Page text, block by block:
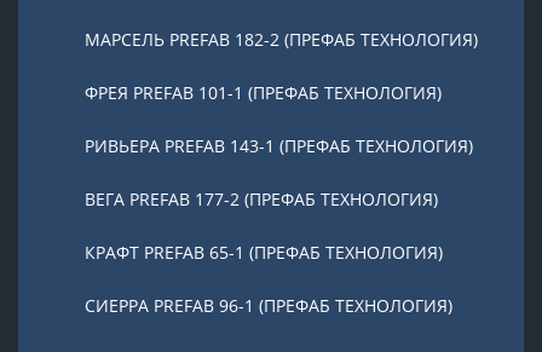
МАРСЕЛЬ PREFAB 182-2 (ПРЕФАБ ТЕХНОЛОГИЯ)
ФРЕЯ PREFAB 101-1 (ПРЕФАБ ТЕХНОЛОГИЯ)
РИВЬЕРА PREFAB 143-1 (ПРЕФАБ ТЕХНОЛОГИЯ)
ВЕГА PREFAB 177-2 (ПРЕФАБ ТЕХНОЛОГИЯ)
КРАФТ PREFAB 65-1 (ПРЕФАБ ТЕХНОЛОГИЯ)
СИЕРРА PREFAB 96-1 (ПРЕФАБ ТЕХНОЛОГИЯ)